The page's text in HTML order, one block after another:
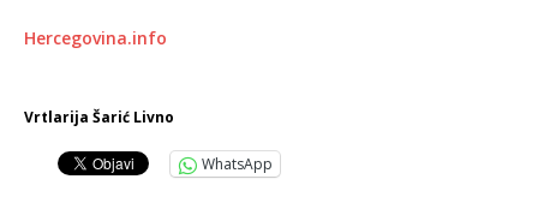
Hercegovina.info
Vrtlarija Šarić Livno
WhatsApp